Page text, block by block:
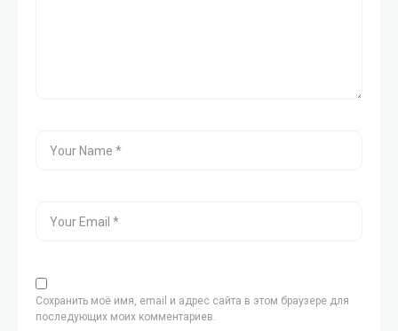
Сохранить моё имя, email и адрес сайта в этом браузере для
последующих моих комментариев.